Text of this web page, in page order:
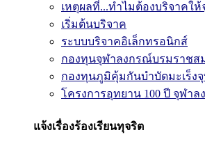
เหตุผลที่...ทำไมต้องบริจาคให้
เริ่มต้นบริจาค
ระบบบริจาคอิเล็กทรอนิกส์
กองทุนจุฬาลงกรณ์บรมราชส
กองทุนภูมิคุ้มกันบำบัดมะเร็ง
โครงการอุทยาน 100 ปี จุฬา
แจ้งเรื่องร้องเรียนทุจริต